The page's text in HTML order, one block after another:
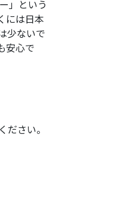
」という
には日本
少ないで
安心で
さい。